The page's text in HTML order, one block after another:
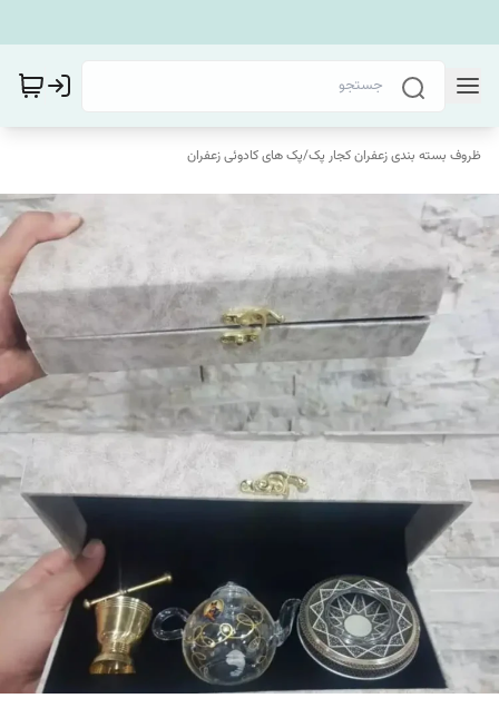
ظروف بسته بندی زعفران کجار پک/پک های کادوئی زعفران